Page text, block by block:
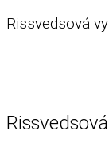
Rissvedsová